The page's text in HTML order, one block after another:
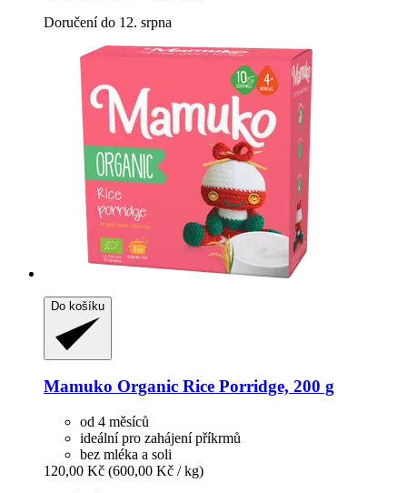
Doručení do 12. srpna
Do košíku
Mamuko Organic Rice Porridge, 200 g
od 4 měsíců
ideální pro zahájení příkrmů
bez mléka a soli
120,00 Kč (600,00 Kč / kg)